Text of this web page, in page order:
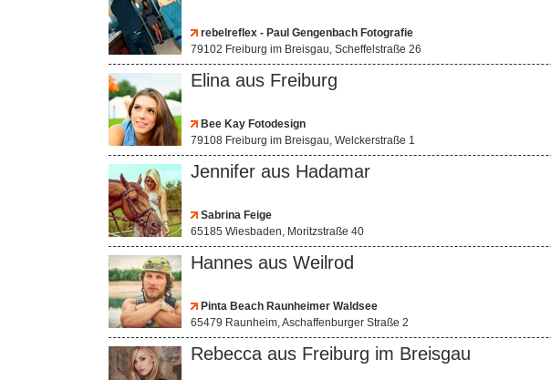
rebelreflex - Paul Gengenbach Fotografie
79102 Freiburg im Breisgau, Scheffelstraße 26
Elina aus Freiburg
Bee Kay Fotodesign
79108 Freiburg im Breisgau, Welckerstraße 1
Jennifer aus Hadamar
Sabrina Feige
65185 Wiesbaden, Moritzstraße 40
Hannes aus Weilrod
Pinta Beach Raunheimer Waldsee
65479 Raunheim, Aschaffenburger Straße 2
Rebecca aus Freiburg im Breisgau